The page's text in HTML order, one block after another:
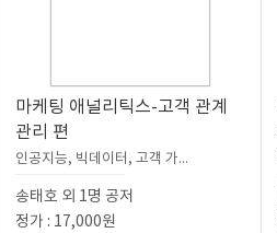
마케팅 애널리틱스-고객 관계
관리 편
인공지능, 빅데이터, 고객 가...
송태호 외 1명 공저
정가 : 17,000원